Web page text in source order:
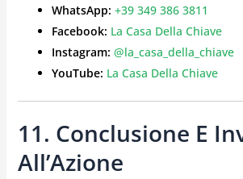
WhatsApp: +39 349 386 3811
Facebook: La Casa Della Chiave
Instagram: @la_casa_della_chiave
YouTube: La Casa Della Chiave
11. Conclusione E
All’Azione